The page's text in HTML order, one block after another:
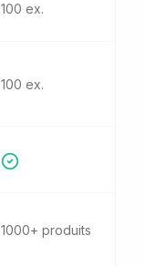
100 ex.
100 ex.
1000+ produits